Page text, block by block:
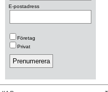
E-postadress
Företag
Privat